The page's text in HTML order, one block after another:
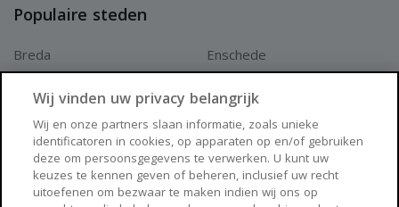
Populaire steden
Breda
Arnhem
Enschede
Zwolle
Huisnet
Wij vinden uw privacy belangrijk
Wij en onze partners slaan informatie, zoals unieke
identificatoren in cookies, op apparaten op en/of gebruiken
deze om persoonsgegevens te verwerken. U kunt uw
keuzes te kennen geven of beheren, inclusief uw recht
uitoefenen om bezwaar te maken indien wij ons op